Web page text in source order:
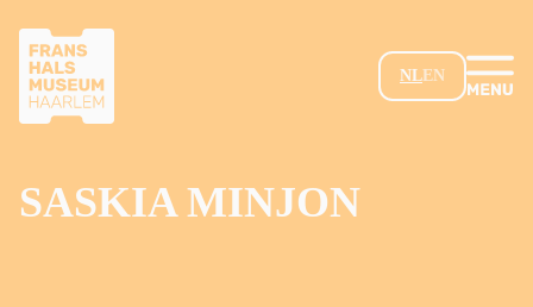
GA NAAR HOOFDINHOUD
NLEN
SASKIA MINJON